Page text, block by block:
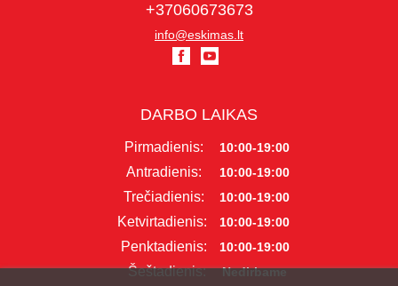
+37060673673
info@eskimas.lt
DARBO LAIKAS
Pirmadienis: 10:00-19:00
Antradienis: 10:00-19:00
Trečiadienis: 10:00-19:00
Ketvirtadienis: 10:00-19:00
Penktadienis: 10:00-19:00
Šeštadienis: Nedirbame